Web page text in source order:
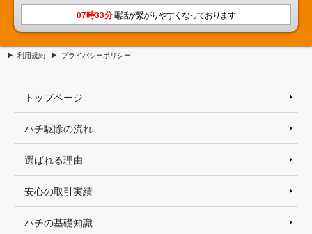
07時33分電話が繋がりやすくなっております
利用規約 プライバシーポリシー
トップページ
ハチ駆除の流れ
選ばれる理由
安心の取引実績
ハチの基礎知識